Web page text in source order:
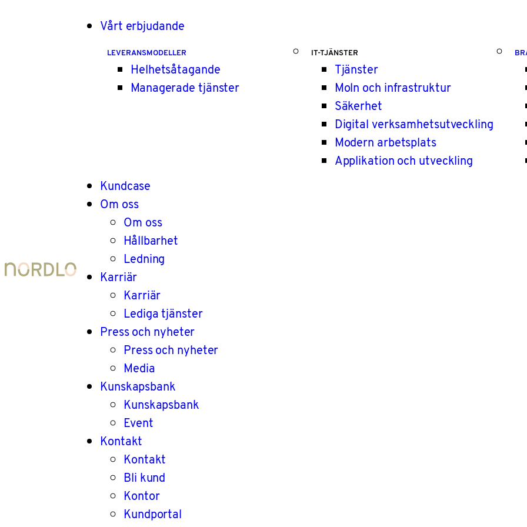
Vårt erbjudande
LEVERANSMODELLER
Helhetsåtagande
Managerade tjänster
IT-TJÄNSTER
Tjänster
Moln och infrastruktur
Säkerhet
Digital verksamhetsutveckling
Modern arbetsplats
Applikation och utveckling
Kundcase
Om oss
Om oss
Hållbarhet
Ledning
Karriär
Karriär
Lediga tjänster
Press och nyheter
Press och nyheter
Media
Kunskapsbank
Kunskapsbank
Event
Kontakt
Kontakt
Bli kund
Kontor
Kundportal